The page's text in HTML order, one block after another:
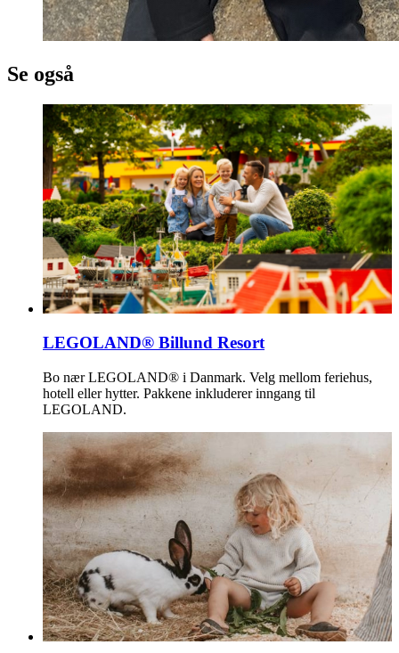
Se også
LEGOLAND® Billund Resort
Bo nær LEGOLAND® i Danmark. Velg mellom feriehus,
hotell eller hytter. Pakkene inkluderer inngang til
LEGOLAND.